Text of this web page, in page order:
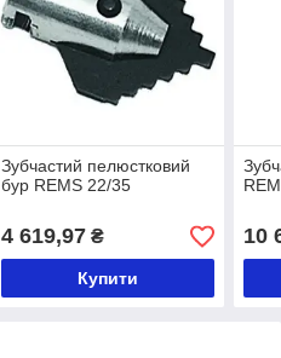
Зубчастий пелюстковий
бур REMS 22/35
4 619,97₴
Купити
10